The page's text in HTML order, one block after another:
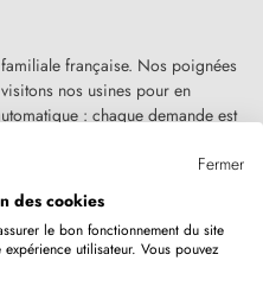
française. Nos poignées
nos usines pour en
: chaque demande est
Tous droits réservés.
Fermer
des cookies
le bon fonctionnement du site
utilisateur. Vous pouvez